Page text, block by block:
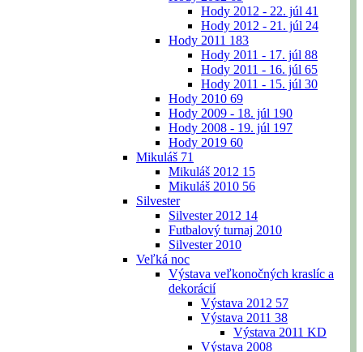
Hody 2012 - 22. júl 41
Hody 2012 - 21. júl 24
Hody 2011 183
Hody 2011 - 17. júl 88
Hody 2011 - 16. júl 65
Hody 2011 - 15. júl 30
Hody 2010 69
Hody 2009 - 18. júl 190
Hody 2008 - 19. júl 197
Hody 2019 60
Mikuláš 71
Mikuláš 2012 15
Mikuláš 2010 56
Silvester
Silvester 2012 14
Futbalový turnaj 2010
Silvester 2010
Veľká noc
Výstava veľkonočných kraslíc a
dekorácií
Výstava 2012 57
Výstava 2011 38
Výstava 2011 KD
Výstava 2008